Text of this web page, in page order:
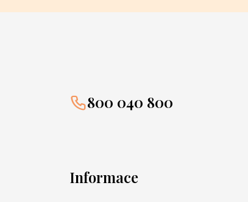
800 040 800
Informace